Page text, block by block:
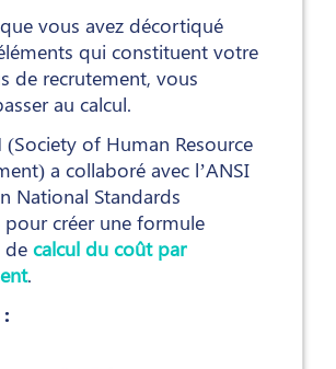
vous avez décortiqué
qui constituent votre
de recrutement, vous
au calcul.
(Society of Human Resource
a collaboré avec l’ANSI
National Standards
créer une formule
de calcul du coût par
.